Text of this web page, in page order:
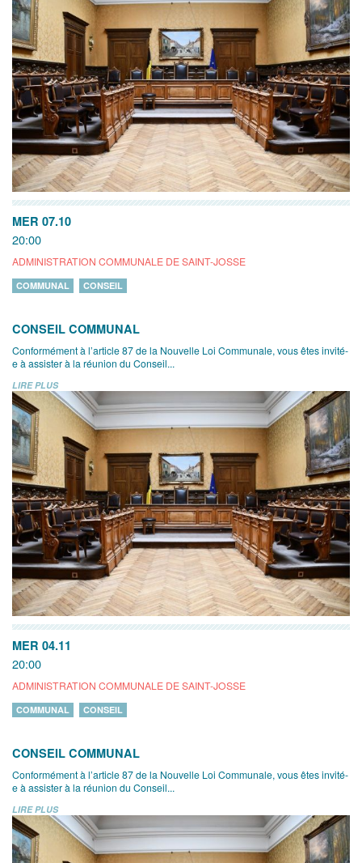
MER 07.10
20:00
ADMINISTRATION COMMUNALE DE SAINT-JOSSE
COMMUNAL CONSEIL
CONSEIL COMMUNAL
Conformément à l’article 87 de la Nouvelle Loi Communale, vous êtes invité-
e à assister à la réunion du Conseil...
LIRE PLUS
MER 04.11
20:00
ADMINISTRATION COMMUNALE DE SAINT-JOSSE
COMMUNAL CONSEIL
CONSEIL COMMUNAL
Conformément à l’article 87 de la Nouvelle Loi Communale, vous êtes invité-
e à assister à la réunion du Conseil...
LIRE PLUS